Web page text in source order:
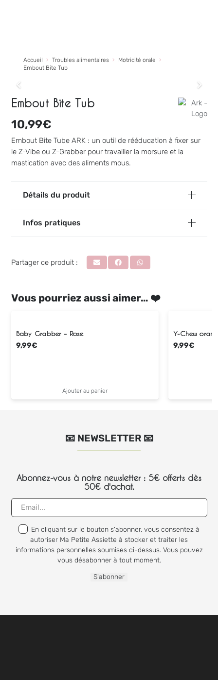
Accueil Troubles alimentaires
Motricité orale
Embout Bite Tub
Embout Bite Tub
10,99€
Embout Bite Tube ARK : un outil de rééducation à fixer sur
le Z-Vibe ou Z-Grabber pour travailler la morsure et la
mastication avec des aliments mous.
Détails du produit
Infos pratiques
Partager ce produit :
Vous pourriez aussi aimer… ❤️
Baby Grabber – Rose
9,99€
Ajouter au panier
Y-Chew
9,99€
📧 NEWSLETTER 📧
Abonnez-vous à notre newsletter : 5€ offerts dès
50€ d'achat.
En cliquant sur le bouton s'abonner, vous consentez à
autoriser Ma Petite Assiette à stocker et traiter les
informations personnelles soumises ci-dessus. Vous pouvez
vous désabonner à tout moment.
Bavoir couvre-tout vert
27,99€